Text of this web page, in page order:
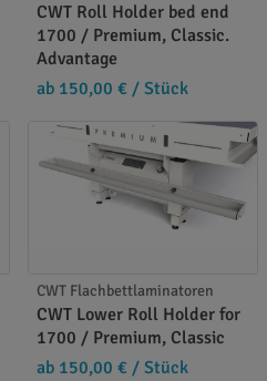
CWT Roll Holder bed end
1700 / Premium, Classic.
Advantage
ab 150,00 € / Stück
CWT Flachbettlaminatoren
CWT Lower Roll Holder for
1700 / Premium, Classic
ab 150,00 € / Stück